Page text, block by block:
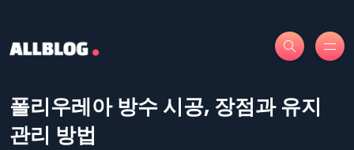
폴리우레아 방수 시공, 장점과 유지
관리 방법